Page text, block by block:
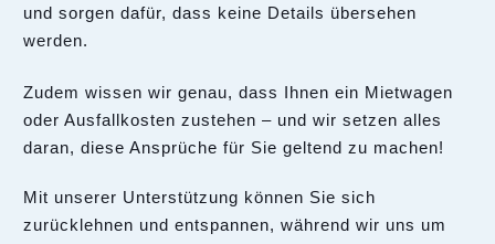
und sorgen dafür, dass keine Details übersehen
werden.
Zudem wissen wir genau, dass Ihnen ein Mietwagen
oder Ausfallkosten zustehen – und wir setzen alles
daran, diese Ansprüche für Sie geltend zu machen!
Mit unserer Unterstützung können Sie sich
zurücklehnen und entspannen, während wir uns um